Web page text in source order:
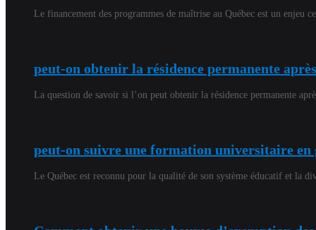
Le financement des programmes de maîtrise au Québec est un
peut-on obtenir la résidence permanente
La question de savoir si l’on peut obtenir la résidence permanente
peut-on suivre une formation universitaire en
Le Québec est reconnu pour la qualité de son système éducatif et la